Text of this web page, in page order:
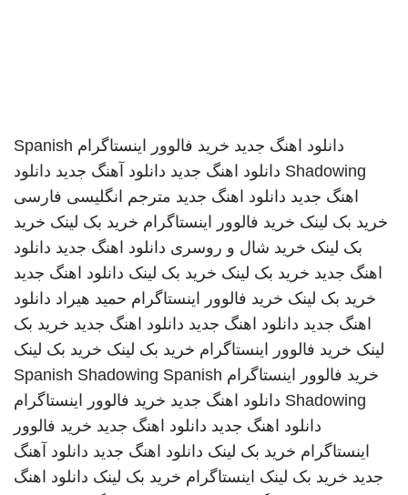
دانلود اهنگ جدید خرید فالوور اینستاگرام Spanish
Shadowing دانلود اهنگ جدید دانلود آهنگ جدید دانلود
اهنگ جدید دانلود اهنگ جدید مترجم انگلیسی فارسی
خرید بک لینک خرید فالوور اینستاگرام خرید بک لینک خرید
بک لینک خرید شال و روسری دانلود اهنگ جدید دانلود
اهنگ جدید خرید بک لینک خرید بک لینک دانلود اهنگ جدید
خرید بک لینک خرید فالوور اینستاگرام حمید هیراد دانلود
اهنگ جدید دانلود اهنگ جدید دانلود اهنگ جدید خرید بک
لینک خرید فالوور اینستاگرام خرید بک لینک خرید بک لینک
خرید فالوور اینستاگرام
Spanish Shadowing Spanish
Shadowing دانلود اهنگ جدید خرید فالوور اینستاگرام
دانلود اهنگ جدید دانلود اهنگ جدید خرید فالوور
اینستاگرام خرید بک لینک دانلود اهنگ جدید دانلود آهنگ
جدید خرید بک لینک اینستاگرام خرید بک لینک دانلود اهنگ